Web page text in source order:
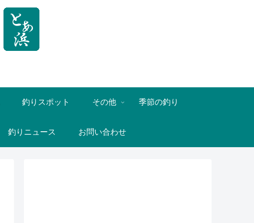
釣りスポット その他 季節の釣り
釣りニュース お問い合わせ